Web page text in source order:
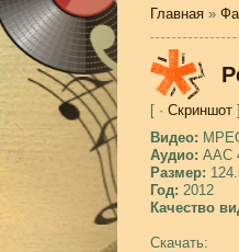
Главная »
[ · Скриншот ]
Видео:
Аудио: AAC
Размер:
Год: 2012
Качество
Скачать: